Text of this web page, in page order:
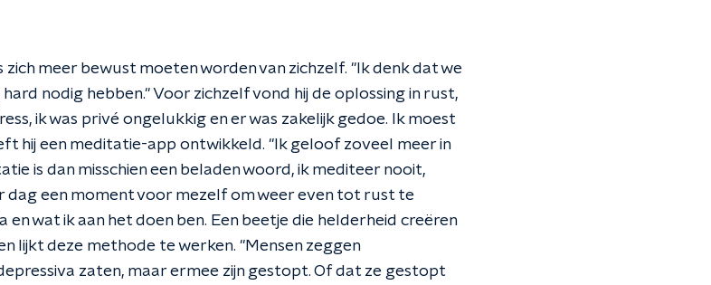
meer bewust moeten worden van zichzelf. "Ik denk dat we
nodig hebben." Voor zichzelf vond hij de oplossing in rust,
ik was privé ongelukkig en er was zakelijk gedoe. Ik moest
hij een meditatie-app ontwikkeld. "Ik geloof zoveel meer in
is dan misschien een beladen woord, ik mediteer nooit,
dag een moment voor mezelf om weer even tot rust te
en wat ik aan het doen ben. Een beetje die helderheid creëren
lijkt deze methode te werken. "Mensen zeggen
zaten, maar ermee zijn gestopt. Of dat ze gestopt